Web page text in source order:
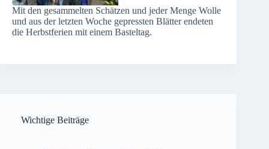
Mit den gesammelten Schätzen und jeder Menge Wolle
und aus der letzten Woche gepressten Blätter endeten
die Herbstferien mit einem Basteltag.
Wichtige Beiträge